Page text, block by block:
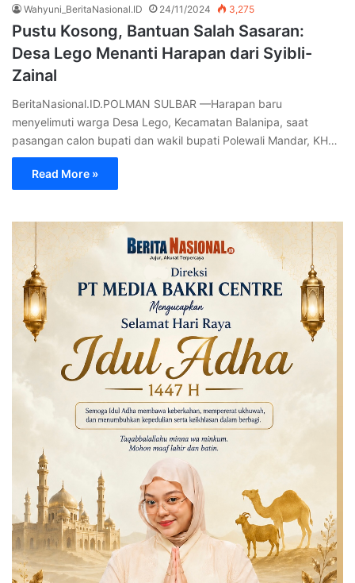
Wahyuni_BeritaNasional.ID 24/11/2024 3,275
Pustu Kosong, Bantuan Salah Sasaran:
Desa Lego Menanti Harapan dari Syibli-
Zainal
BeritaNasional.ID.POLMAN SULBAR —Harapan baru
menyelimuti warga Desa Lego, Kecamatan Balanipa, saat
pasangan calon bupati dan wakil bupati Polewali Mandar, KH…
Read More »